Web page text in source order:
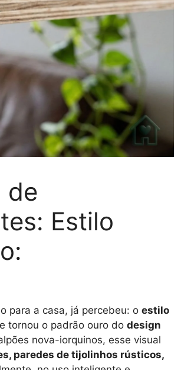
de
Estilo
para a casa, já percebeu: o estilo
tornou o padrão ouro do design
nova-iorquinos, esse visual
paredes de tijolinhos rústicos,